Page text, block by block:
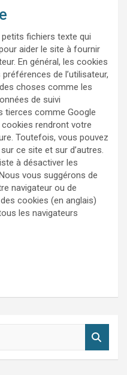
fichiers texte qui
aider le site à fournir
En général, les cookies
de l’utilisateur,
choses comme les
de suivi
tierces comme Google
cookies rendront votre
Toutefois, vous pouvez
ce site et sur d’autres.
à désactiver les
vous suggérons de
navigateur ou de
cookies (en anglais)
les navigateurs